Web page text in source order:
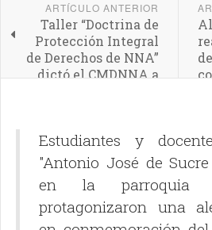
ARTÍCULO ANTERIOR
Taller “Doctrina de
Protección Integral
de Derechos de NNA”
dictó el CMDNNA a
Estudiantes y
"Antonio José de
en la parroquia
protagonizaron una